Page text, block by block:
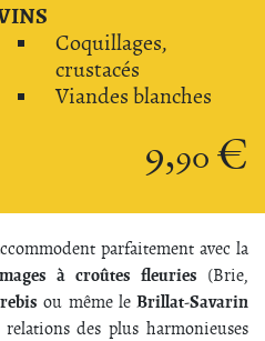
Coquillages,
crustacés
Viandes blanches
9,90 €
parfaitement avec la
à croûtes fleuries (Brie,
ou même le Brillat-Savarin
des plus harmonieuses